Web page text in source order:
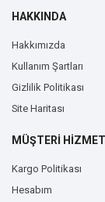
HAKKINDA
Hakkımızda
Kullanım Şartları
Gizlilik Politikası
Site Haritası
MÜŞTERİ
Kargo Politikası
Hesabım